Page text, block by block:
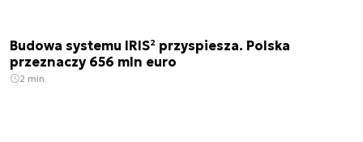
Budowa systemu IRIS² przyspiesza. Polska
przeznaczy 656 mln euro
2 min.